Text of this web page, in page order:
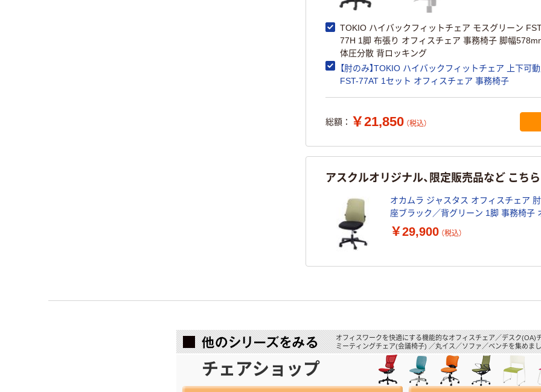
TOKIO ハイバックフィットチェア モスグリーン
77H 1脚 布張り オフィスチェア 事務椅子 脚幅
体圧分散 背ロッキング
【肘のみ】TOKIO ハイバックフィットチェア 上下可
FST-77AT 1セット オフィスチェア 事務椅子
総額： ￥21,850 （税込）
アスクルオリジナル、限定販売品など こち
オカムラ ジャスタス オフィスチェア
座ブラック／背グリーン 1脚 事務椅子
ナル
￥29,900 （税込）
オフィスワークを快適にする機能的なオフィスチェア／デスク(OA)
ミーティングチェア(会議椅子) ／丸イス／ソファ／ベンチを集めまし
チェアショップ